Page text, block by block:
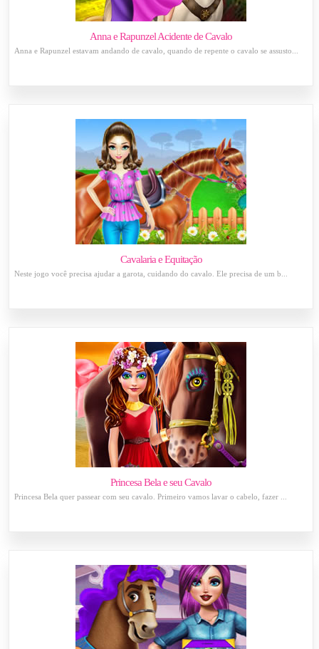
Anna e Rapunzel Acidente de Cavalo
Anna e Rapunzel estavam andando de cavalo, quando de repente o cavalo se assusto...
Cavalaria e Equitação
Neste jogo você precisa ajudar a garota, cuidando do cavalo. Ele precisa de um b...
Princesa Bela e seu Cavalo
Princesa Bela quer passear com seu cavalo. Primeiro vamos lavar o cabelo, fazer ...